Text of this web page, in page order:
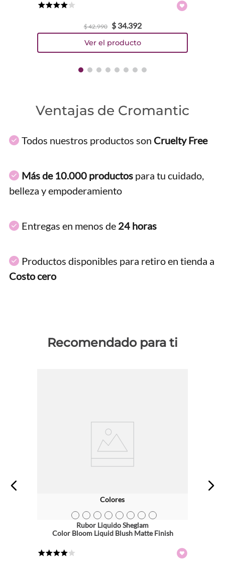
$42.990 $ 34.392
Ventajas de Cromantic
Todos nuestros productos son Cruelty Free
Más de 10.000 productos para tu cuidado,
belleza y empoderamiento
Entregas en menos de 24 horas
Productos disponibles para retiro en tienda a
Costo cero
Recomendado para ti
Colores
Rubor Liquido Sheglam
Color Bloom Liquid Blush Matte Finish